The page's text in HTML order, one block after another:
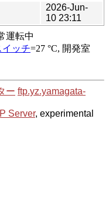
2026-Jun-
10 23:11
ー ftp.yz.yamagata-
Server, experimental